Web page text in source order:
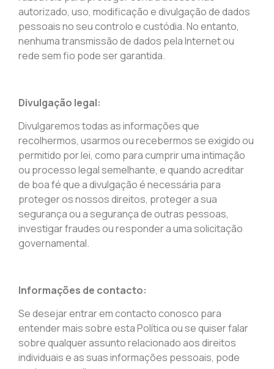
autorizado, uso, modificação e divulgação de dados
pessoais no seu controlo e custódia. No entanto,
nenhuma transmissão de dados pela Internet ou
rede sem fio pode ser garantida.
Divulgação legal:
Divulgaremos todas as informações que
recolhermos, usarmos ou recebermos se exigido ou
permitido por lei, como para cumprir uma intimação
ou processo legal semelhante, e quando acreditar
de boa fé que a divulgação é necessária para
proteger os nossos direitos, proteger a sua
segurança ou a segurança de outras pessoas,
investigar fraudes ou responder a uma solicitação
governamental.
Informações de contacto:
Se desejar entrar em contacto conosco para
entender mais sobre esta Política ou se quiser falar
sobre qualquer assunto relacionado aos direitos
individuais e as suas informações pessoais, pode